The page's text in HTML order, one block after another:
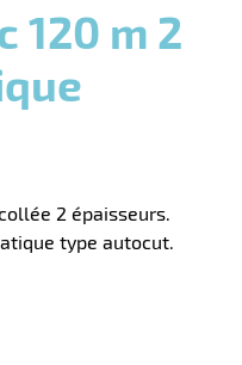
2 épaisseurs.
type autocut.